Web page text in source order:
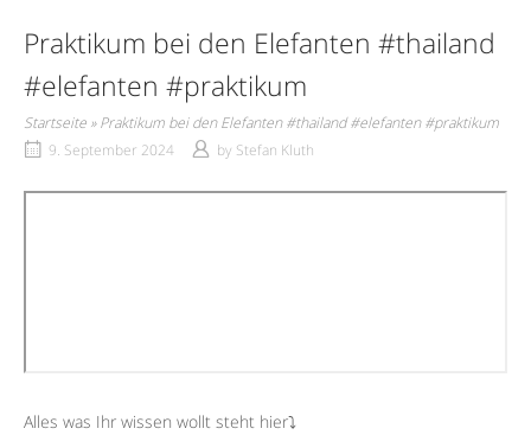
Praktikum bei den Elefanten #thailand
#elefanten #praktikum
Startseite »Praktikum bei den Elefanten #thailand #elefanten #praktikum
9. September 2024
by Stefan Kluth
Alles was Ihr wissen wollt steht hier⤵︎